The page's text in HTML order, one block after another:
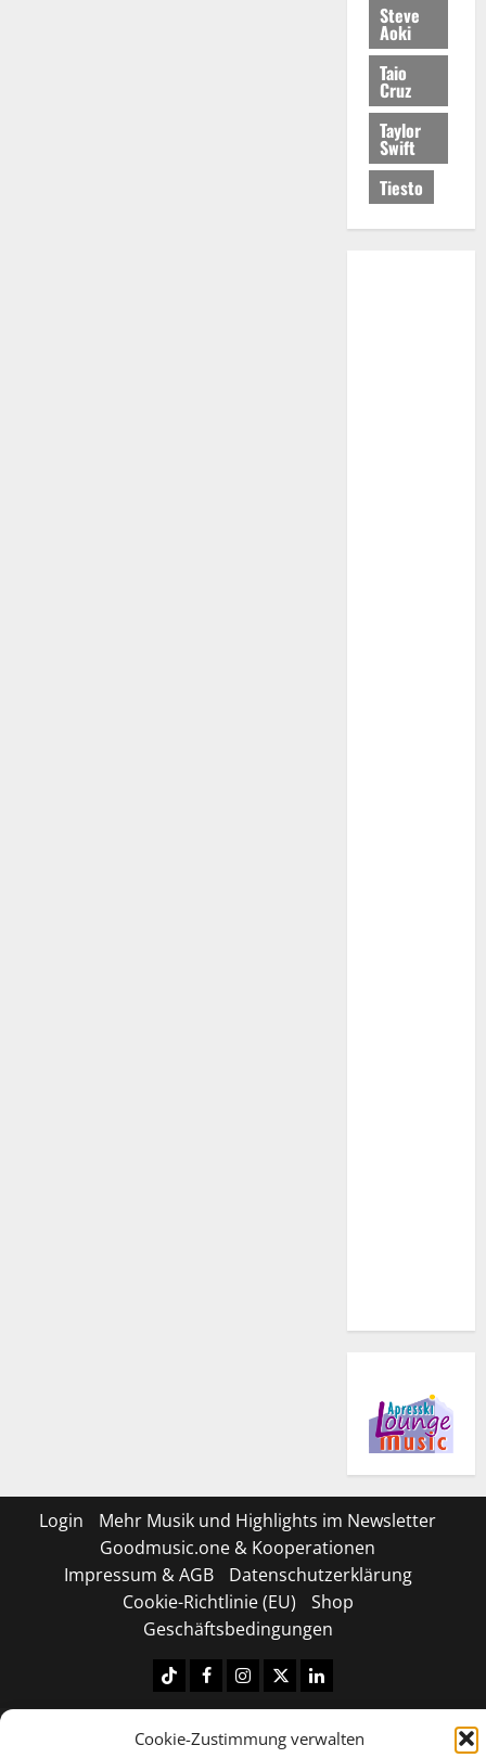
Cookie-Zustimmung verwalten
Steve
Aoki
Taio
Cruz
Taylor
Swift
Tiesto
Login
Mehr Musik und Highlights im Newsletter
Goodmusic.one & Kooperationen
Impressum & AGB
Datenschutzerklärung
Cookie-Richtlinie (EU)
Shop
Geschäftsbedingungen
TiktokFacebook
Instagram
X LinkedIN
Copyright © 2026 All rights reserved.|MoreNews
by